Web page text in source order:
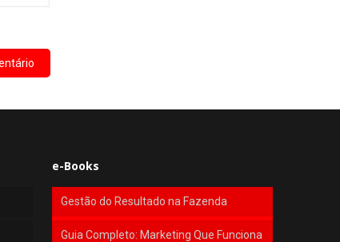
e-Books
Gestão do Resultado na Fazenda
Guia Completo: Marketing Que Funciona